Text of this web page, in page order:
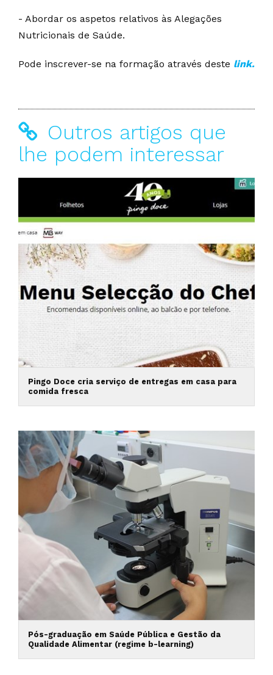
- Abordar os aspetos relativos às Alegações
Nutricionais de Saúde.
Pode inscrever-se na formação através deste link.
Outros artigos que
lhe podem interessar
Pingo Doce cria serviço de entregas em casa para
comida fresca
Pós-graduação em Saúde Pública e Gestão da
Qualidade Alimentar (regime b-learning)